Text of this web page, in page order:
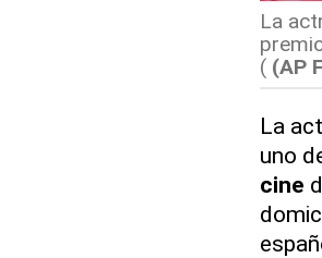
La
((AP
La
uno
cine